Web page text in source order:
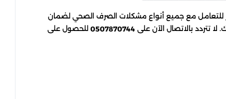
للتعامل مع جميع أنواع مشكلات الصرف الصحي لضمان
تتردد بالاتصال الآن على 0507870744 للحصول على